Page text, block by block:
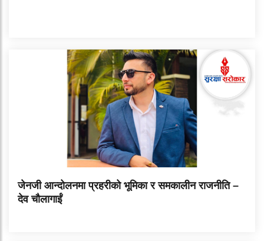
जेनजी आन्दोलनमा प्रहरीको भूमिका र समकालीन राजनीति –
देव चौलागाईं